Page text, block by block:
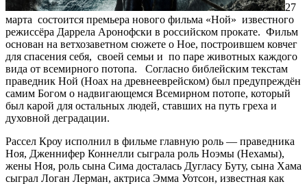
27
марта состоится премьера нового фильма «Ной» известного
режиссёра Даррела Аронофски в российском прокате. Фильм
основан на ветхозаветном сюжете о Ное, построившем ковчег
для спасения себя, своей семьи и по паре животных каждого
вида от всемирного потопа. Согласно библейским текстам
праведник Ной (Ноах на древнееврейском) был предупреждён
самим Богом о надвигающемся Всемирном потопе, который
был карой для остальных людей, ставших на путь греха и
духовной деградации.
Рассел Кроу исполнил в фильме главную роль — праведника
Ноя, Дженнифер Коннелли сыграла роль Ноэмы (Нехамы),
жены Ноя, роль сына Сима досталась Дугласу Буту, сына Хама
сыграл Логан Лерман, актриса Эмма Уотсон, известная как